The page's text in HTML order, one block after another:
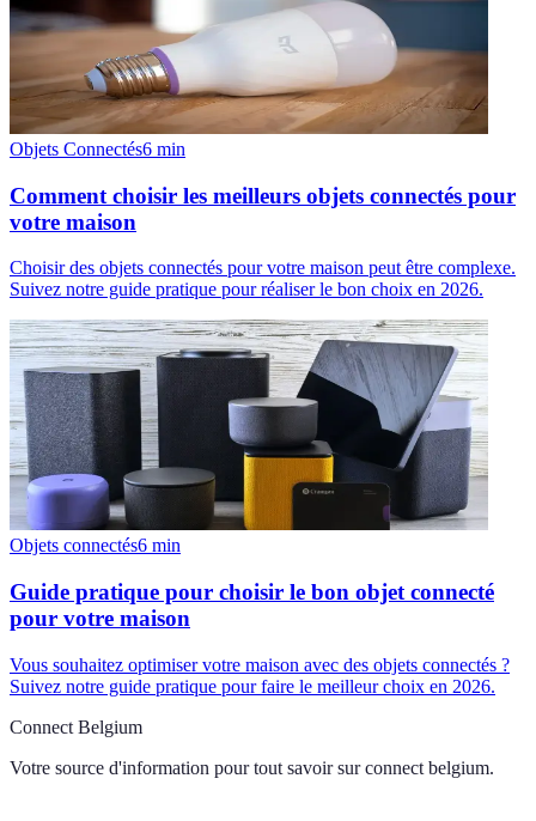
Objets Connectés6 min
Comment choisir les meilleurs objets connectés pour
votre maison
Choisir des objets connectés pour votre maison peut être complexe.
Suivez notre guide pratique pour réaliser le bon choix en 2026.
Objets connectés6 min
Guide pratique pour choisir le bon objet connecté
pour votre maison
Vous souhaitez optimiser votre maison avec des objets connectés ?
Suivez notre guide pratique pour faire le meilleur choix en 2026.
Connect Belgium
Votre source d'information pour tout savoir sur connect belgium.